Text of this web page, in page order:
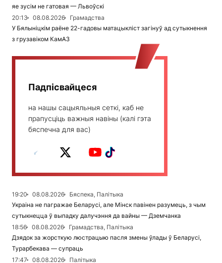
яе зусім не гатовая — Львоўскі
20:13
08.08.2026
Грамадства
У Бялыніцкім раёне 22-гадовы матацыкліст загінуў ад сутыкнення
з грузавіком КамАЗ
Падпісвайцеся
на нашы сацыяльныя сеткі, каб не
прапусціць важныя навіны (калі гэта
бяспечна для вас)
19:20 08.08.2026
Бяспека, Палітыка
Украіна не пагражае Беларусі, але Мінск павінен разумець, з чым
сутыкнецца ў выпадку далучэння да вайны — Дземчанка
18:56
08.08.2026
Грамадства, Палітыка
Дзядок за жорсткую люстрацыю пасля змены ўлады ў Беларусі,
Турарбекава — супраць
17:47
08.08.2026
Палітыка